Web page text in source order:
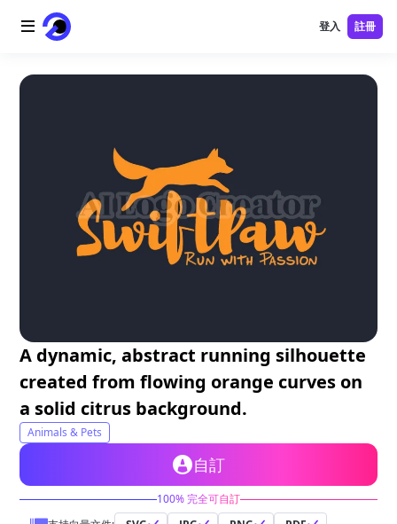
首頁
免費工具
登入 註冊
A dynamic, abstract running silhouette
created from flowing orange curves on
a solid citrus background.
Animals & Pets
自訂
100% 完全可自訂